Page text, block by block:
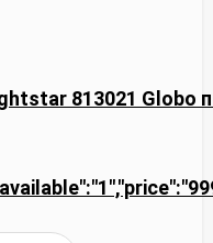
813021 Globo